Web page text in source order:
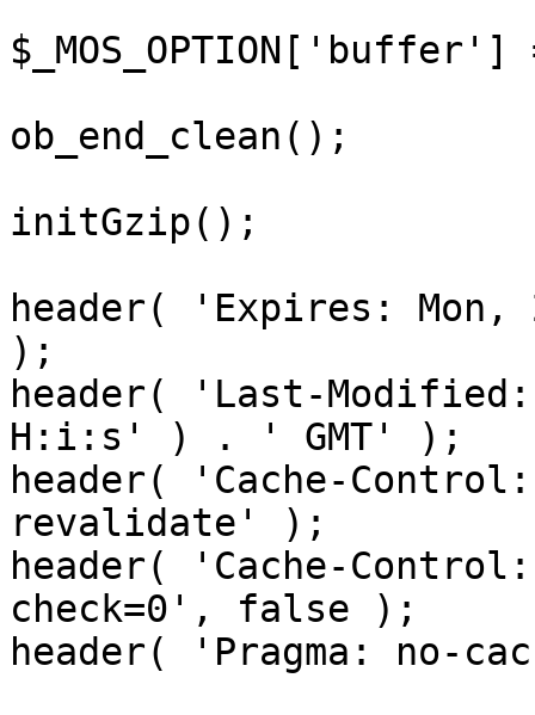
ob_end_clean();
initGzip();
header( 'Expires: Mon,
);
header( 'Last-
H:i:s' ) . ' GMT' );
header( 'Cache-
revalidate' );
header( 'Cache-
check=0', false );
header( 'Pragma: no-